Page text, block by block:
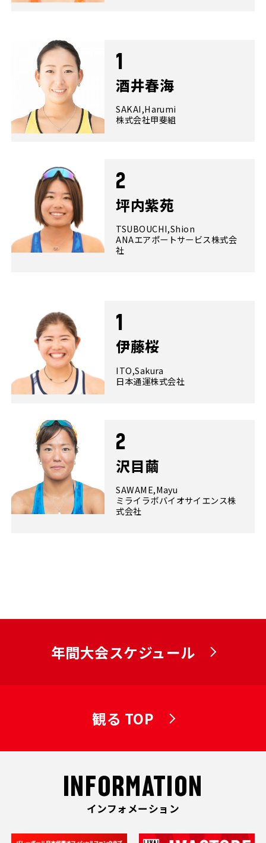
1
酒井春海
SAKAI,Harumi
株式会社甲斐組
2
坪内紫苑
TSUBOUCHI,Shion
ANAエアポートサービス株式会
社
1
伊藤桜
ITO,Sakura
日本通運株式会社
2
沢目繭
SAWAME,Mayu
ミライラボバイオサイエンス株
式会社
年間大会スケジュール
観る TOP
INFORMATION
インフォメーション